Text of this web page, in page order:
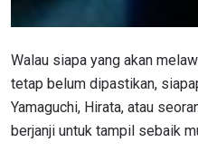
Walau siapa yang akan
tetap belum dipastikan,
Yamaguchi, Hirata, atau
berjanji untuk tampil sebaik
GELARAN
LIHAT
NAMA